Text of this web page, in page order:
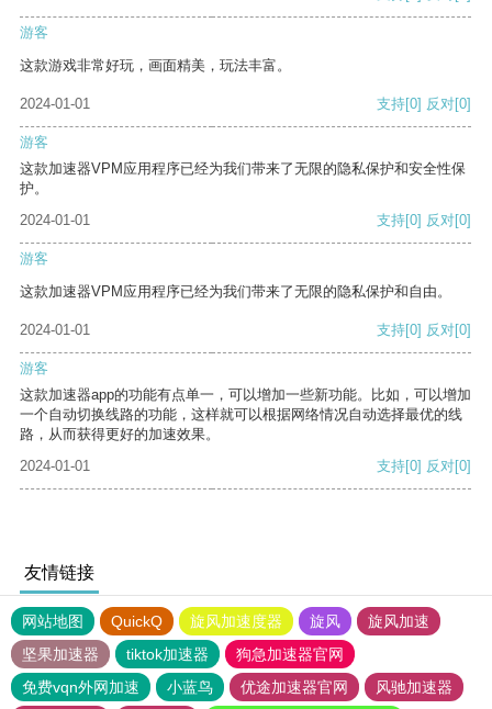
游客
这款游戏非常好玩，画面精美，玩法丰富。
2024-01-01 支持[0] 反对[0]
游客
这款加速器VPM应用程序已经为我们带来了无限的隐私保护和安全性保
护。
2024-01-01
支持[0] 反对[0]
游客
这款加速器VPM应用程序已经为我们带来了无限的隐私保护和自由。
2024-01-01 支持[0] 反对[0]
游客
这款加速器app的功能有点单一，可以增加一些新功能。比如，可以增加
一个自动切换线路的功能，这样就可以根据网络情况自动选择最优的线
路，从而获得更好的加速效果。
2024-01-01
支持[0] 反对[0]
友情链接
网站地图 QuickQ 旋风加速度器 旋风
旋风加速
坚果加速器
tiktok加速器
狗急加速器官网
免费vqn外网加速
小蓝鸟 优途加速器官网
风驰加速器